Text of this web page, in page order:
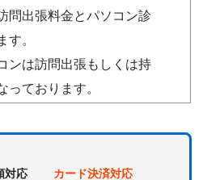
出張料金とパソコン診
す。
ンは訪問出張もしくは持
っております。
頼対応 カード決済対応